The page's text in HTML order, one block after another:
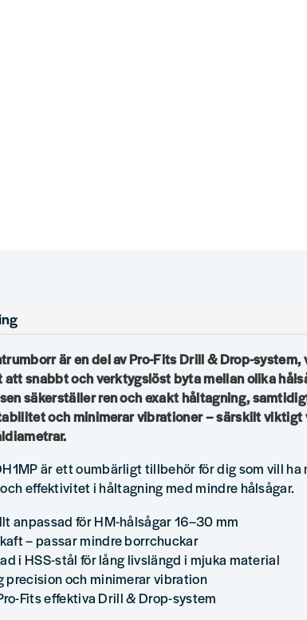
är en del av Pro-Fits Drill & Drop-system,
att snabbt och verktygslöst byta mellan olika
säkerställer ren och exakt håltagning,
och minimerar vibrationer – särskilt viktigt
är ett oumbärligt tillbehör för dig som vill ha
effektivitet i håltagning med mindre hålsågar.
anpassad för HM-hålsågar 16–30 mm
– passar mindre borrchuckar
i HSS-stål för lång livslängd i mjuka material
precision och minimerar vibration
Fits effektiva Drill & Drop-system